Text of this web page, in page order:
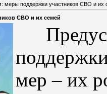
меры поддержки участников СВО и их
СВО и их семей
мер – их